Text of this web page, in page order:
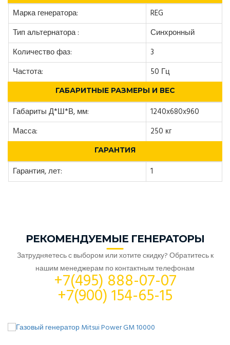
Марка генератора:
REG
Тип альтернатора :
Синхронный
Количество фаз:
3
Частота:
50 Гц
ГАБАРИТНЫЕ РАЗМЕРЫ И ВЕС
Габариты Д*Ш*В, мм:
1240x680x960
Масса:
250 кг
ГАРАНТИЯ
Гарантия, лет: 1
РЕКОМЕНДУЕМЫЕ ГЕНЕРАТОРЫ
Затрудняетесь с выбором или хотите скидку? Обратитесь к
нашим менеджерам по контактным телефонам
+7(495) 888-07-07
+7(900) 154-65-15